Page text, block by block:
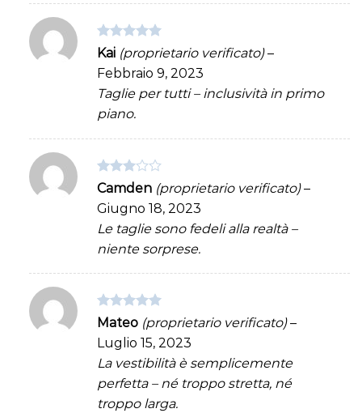
Valutato5
su 5
Kai (proprietario verificato) –
Febbraio 9, 2023
Taglie per tutti – inclusività in primo
piano.
Valutato
Camden (proprietario verificato) –
Giugno 18, 2023
Le taglie sono fedeli alla realtà –
niente sorprese.
Valutato5
Mateo (proprietario verificato) –
Luglio 15, 2023
La vestibilità è semplicemente
perfetta – né troppo stretta, né
troppo larga.